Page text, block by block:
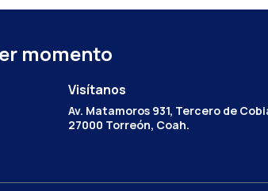
momento
Visítanos
Av. Matamoros 931, Tercero de
27000 Torreón, Coah.